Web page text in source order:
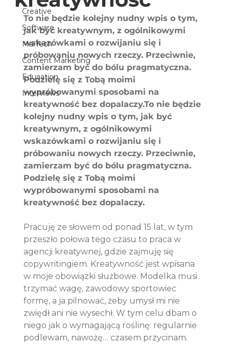
Creative
Software
MarTech
Content Marketing
Education
Interviews
To nie będzie kolejny nudny wpis o tym,
jak być kreatywnym, z ogólnikowymi
wskazówkami o rozwijaniu się i
próbowaniu nowych rzeczy. Przeciwnie,
zamierzam być do bólu pragmatyczna.
Podzielę się z Tobą moimi
wypróbowanymi sposobami na
kreatywność bez dopalaczy.To nie będzie
kolejny nudny wpis o tym, jak być
kreatywnym, z ogólnikowymi
wskazówkami o rozwijaniu się i
próbowaniu nowych rzeczy. Przeciwnie,
zamierzam być do bólu pragmatyczna.
Podzielę się z Tobą moimi
wypróbowanymi sposobami na
kreatywność bez dopalaczy.
Pracuję ze słowem od ponad 15 lat, w tym
przeszło połowa tego czasu to praca w
agencji kreatywnej, gdzie zajmuję się
copywritingiem. Kreatywność jest wpisana
w moje obowiązki służbowe. Modelka musi
trzymać wagę, zawodowy sportowiec
formę, a ja pilnować, żeby umysł mi nie
zwiędł ani nie wysechł. W tym celu dbam o
niego jak o wymagającą roślinę: regularnie
podlewam, nawożę… czasem przycinam.